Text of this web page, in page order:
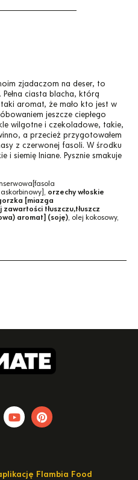
zjadaczom na deser, to
ciasta blacha, którą
aromat, że mało kto jest w
jeszcze ciepłego
wilgotne i czekoladowe, takie,
a przecież przygotowałem
z czerwonej fasoli. W środku
i siemię lniane. Pysznie smakuje
orzechy włoskie
[miazga
tłuszczu,tłuszcz
aromat] (soję), olej kokosowy,
Flambia Food